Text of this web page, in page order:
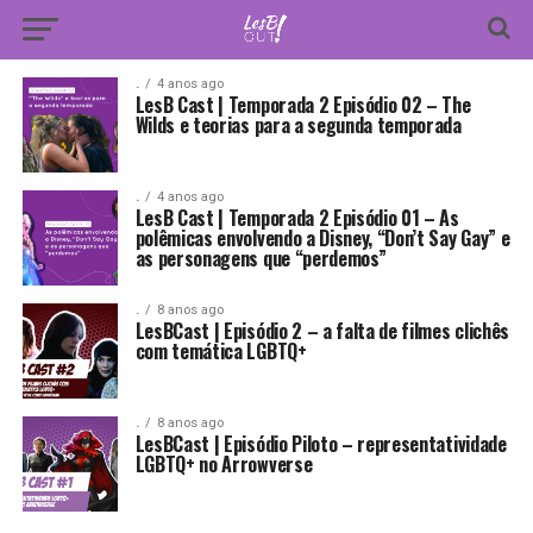
. 4 anos ago
LesB Cast | Temporada 2 Episódio 02 – The
Wilds e teorias para a segunda temporada
. 4 anos ago
LesB Cast | Temporada 2 Episódio 01 – As
polêmicas envolvendo a Disney, “Don’t Say Gay” e
as personagens que “perdemos”
. 8 anos ago
LesBCast | Episódio 2 – a falta de filmes clichês
com temática LGBTQ+
. 8 anos ago
LesBCast | Episódio Piloto – representatividade
LGBTQ+ no Arrowverse